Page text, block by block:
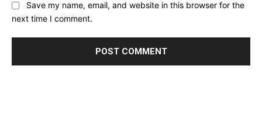
Save my name, email, and website in this browser for the
next time I comment.